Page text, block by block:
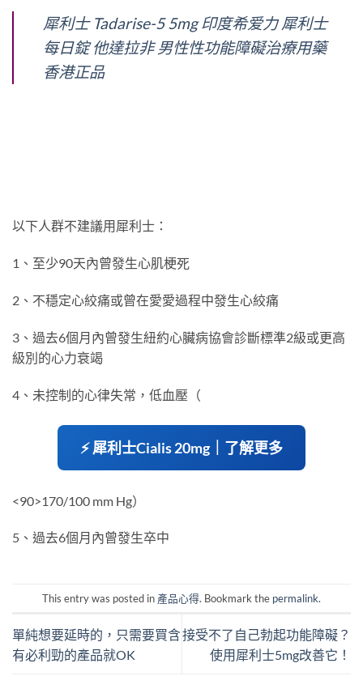
犀利士 Tadarise-5 5mg 印度希爱力 犀利士
每日錠 他達拉非 男性性功能障礙治療用藥
香港正品
以下人群不建議用犀利士：
1、至少90天內曾發生心肌梗死
2、不穩定心絞痛或曾在愛愛過程中發生心絞痛
3、過去6個月內曾發生紐約心臟病協會診斷標準2級或更高
級別的心力衰竭
4、未控制的心律失常，低血壓（
⚡ 犀利士Cialis 20mg｜了解更多
<90>170/100 mm Hg）
5、過去6個月內曾發生卒中
This entry was posted in 產品心得. Bookmark the permalink.
單純想要延時的，只需要買含
有必利勁的產品就OK
接受不了自己勃起功能障礙？
使用犀利士5mg改善它！